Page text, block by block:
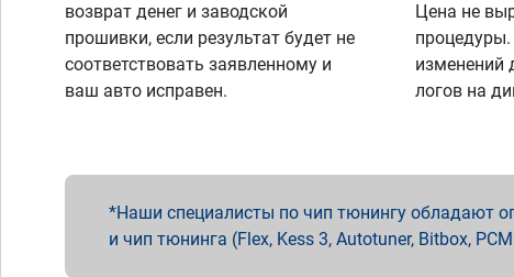
возврат денег и заводской
прошивки, если результат будет не
соответствовать заявленному и
ваш авто исправен.
Цена не
изменений
логов на
Наши специалисты по чип тюнингу обладают
и чип тюнинга (Flex, Kess 3, Autotuner, Bitbox,